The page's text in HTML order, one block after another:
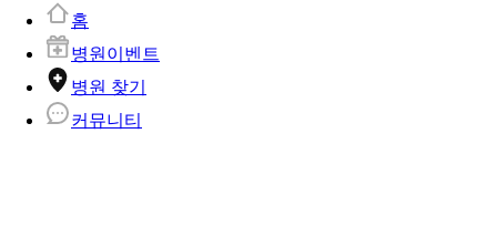
홈
병원이벤트
병원 찾기
커뮤니티